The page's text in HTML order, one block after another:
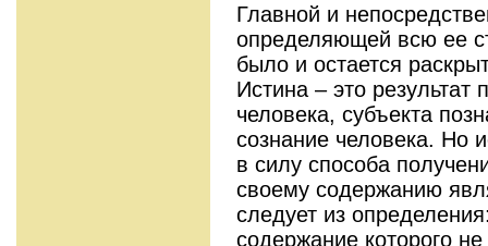
Главной и
определяющей всю ее
было и остается
Истина – это результат
человека, субъекта
сознание человека. Но
в силу способа
своему содержанию
следует из
содержание которого